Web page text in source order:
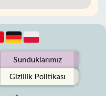
Sunduklarımız
Gizlilik Politikası